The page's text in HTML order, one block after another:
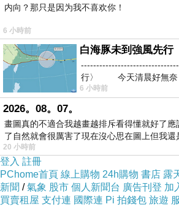
充電功能
【5入組】Kingston 金士頓 4GB
Class4 記憶卡
内向？那只是因为我不喜欢你！
6 小時前
白海豚未到強風先行
行〉 今天清晨好無奈
6 小時前
2026。08。07。
畫圖真的不適合我越畫越排斥看得懂就好了應
了自然就會很厲害了現在沒心思在圖上但我
20 小時前
登入 註冊
PChome首頁 線上購物 24h購物 書店 露
新聞 /氣象 股市 個人新聞台 廣告刊登 加
買賣租屋 支付連 國際連 Pi 拍錢包 旅遊